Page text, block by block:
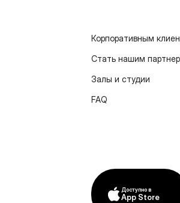
Корпоративным
Стать нашим
Залы и студии
FAQ
Доступно в
App Store